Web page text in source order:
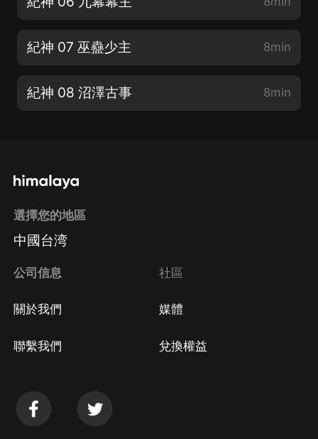
紀神 07 巫蠱少主 8min
紀神 08 沼澤古事 8min
選擇您的地區
中國台湾
公司信息
關於我們
聯繫我們
社區
媒體
兌換權益